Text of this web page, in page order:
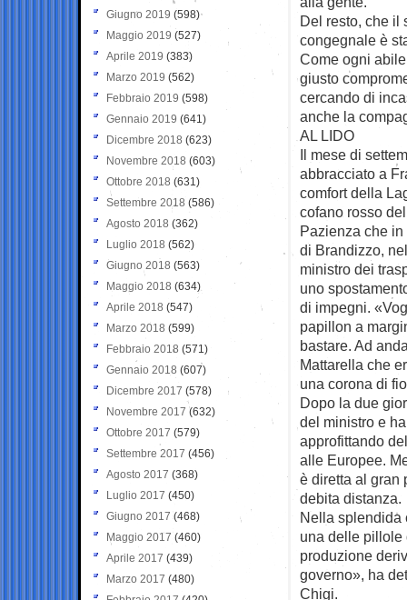
Del resto, che il
congegnale è
Come ogni
giusto
cercando di
anche la
AL LIDO
Il mese di
abbracciato a
comfort della
cofano rosso
Pazienza che
di Brandizzo,
ministro dei
uno
di impegni.
papillon a
bastare. Ad
Mattarella che
una corona di
Dopo la due
del ministro e
approfittando
alle Europee.
è diretta al gran
debita distanza.
Nella splendida
una delle pillole
produzione
governo», ha
Chigi.
Giugno 2019 (598)
Maggio 2019 (527)
Aprile 2019 (383)
Marzo 2019 (562)
Febbraio 2019 (598)
Gennaio 2019 (641)
Dicembre 2018 (623)
Novembre 2018 (603)
Ottobre 2018 (631)
Settembre 2018 (586)
Agosto 2018 (362)
Luglio 2018 (562)
Giugno 2018 (563)
Maggio 2018 (634)
Aprile 2018 (547)
Marzo 2018 (599)
Febbraio 2018 (571)
Gennaio 2018 (607)
Dicembre 2017 (578)
Novembre 2017 (632)
Ottobre 2017 (579)
Settembre 2017 (456)
Agosto 2017 (368)
Luglio 2017 (450)
Giugno 2017 (468)
Maggio 2017 (460)
Aprile 2017 (439)
Marzo 2017 (480)